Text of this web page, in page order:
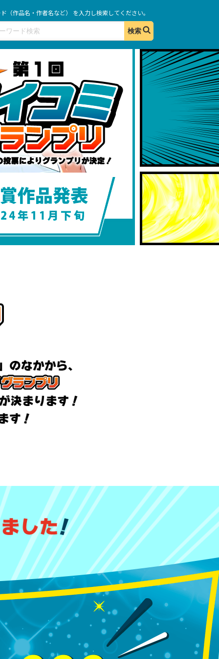
（作品名・作者名など） を入力し検索してください。
第1回クイコミグラ